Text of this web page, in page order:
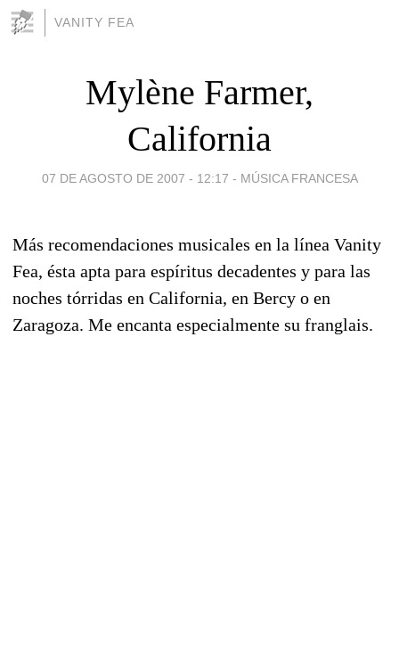
VANITY FEA
Mylène Farmer,
California
07 DE AGOSTO DE 2007 - 12:17 - MÚSICA FRANCESA
Más recomendaciones musicales en la línea Vanity
Fea, ésta apta para espíritus decadentes y para las
noches tórridas en California, en Bercy o en
Zaragoza. Me encanta especialmente su franglais.